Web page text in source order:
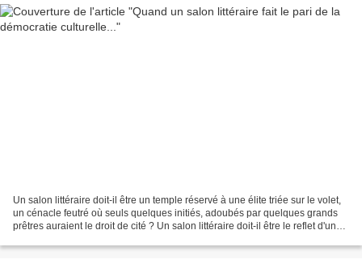
Un salon littéraire doit-il être un temple réservé à une élite triée sur le volet,
un cénacle feutré où seuls quelques initiés, adoubés par quelques grands
prêtres auraient le droit de cité ? Un salon littéraire doit-il être le reflet d'une